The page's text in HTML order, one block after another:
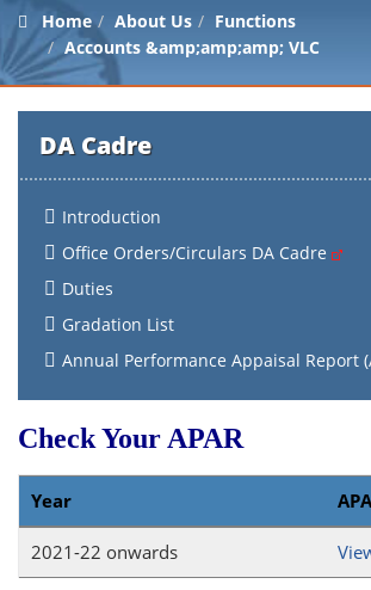
Home About Us
Functions
Accounts &amp;amp;amp; VLC
DA Cadre
Introduction
Office Orders/Circulars DA Cadre
Duties
Gradation List
Annual Performance Appaisal Report
Check Your APAR
Year
2021-22 onwards